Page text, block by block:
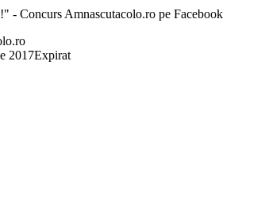
- Concurs Amnascutacolo.ro pe Facebook
2017Expirat